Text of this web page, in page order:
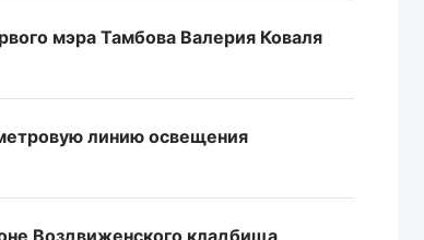
мэра Тамбова Валерия Коваля
линию освещения